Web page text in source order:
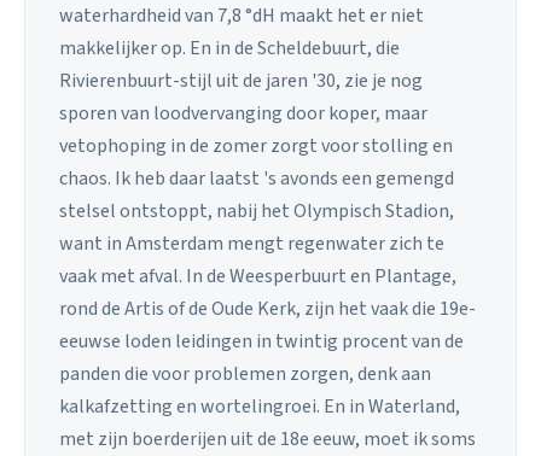
waterhardheid van 7,8 °dH maakt het er niet
makkelijker op. En in de Scheldebuurt, die
Rivierenbuurt-stijl uit de jaren '30, zie je nog
sporen van loodvervanging door koper, maar
vetophoping in de zomer zorgt voor stolling en
chaos. Ik heb daar laatst 's avonds een gemengd
stelsel ontstoppt, nabij het Olympisch Stadion,
want in Amsterdam mengt regenwater zich te
vaak met afval. In de Weesperbuurt en Plantage,
rond de Artis of de Oude Kerk, zijn het vaak die 19e-
eeuwse loden leidingen in twintig procent van de
panden die voor problemen zorgen, denk aan
kalkafzetting en wortelingroei. En in Waterland,
met zijn boerderijen uit de 18e eeuw, moet ik soms